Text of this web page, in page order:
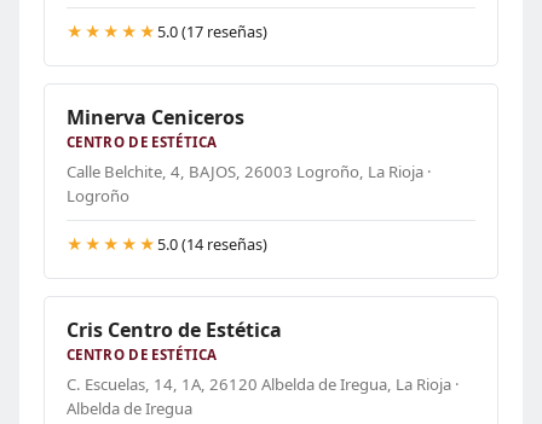
★★★★★ 5.0 (17 reseñas)
Minerva Ceniceros
CENTRO DE ESTÉTICA
Calle Belchite, 4, BAJOS, 26003 Logroño, La Rioja ·
Logroño
★★★★★ 5.0 (14 reseñas)
Cris Centro de Estética
CENTRO DE ESTÉTICA
C. Escuelas, 14, 1A, 26120 Albelda de Iregua, La Rioja ·
Albelda de Iregua